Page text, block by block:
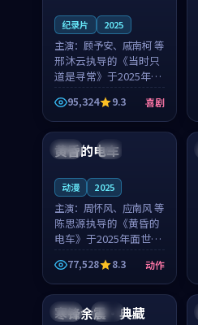
纪录片 2025
主演： 顾予安、戚南柯 等
邢沐云执导的《当时只
道是寻常》于2025年面
世，泰国的城市气质与
母女情深的人物心境共
同构筑了影片基调。顾
予安、戚南柯用细腻的
表演撑起整部喜剧电
95,324 9.3 喜剧
日本 4K
黄昏的电车
动漫 2025
主演： 周怀风、应南风 等
陈思源执导的《黄昏的
电车》于2025年面世，
日本的城市气质与渔村
故事的人物心境共同构
筑了影片基调。周怀
风、应南风用细腻的表
演撑起整部动作电影，
77,528 8.3 动作
法国 院线
寒锋余震·典藏